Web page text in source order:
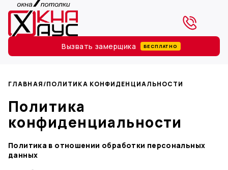
Вызвать замерщика БЕСПЛАТНО
ГЛАВНАЯ/ПОЛИТИКА КОНФИДЕНЦИАЛЬНОСТИ
Политика
конфиденциальности
Политика в отношении обработки персональных
данных